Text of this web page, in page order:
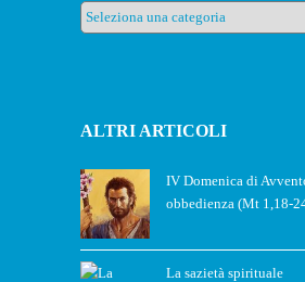
Rubriche
ALTRI ARTICOLI
IV Domenica di
obbedienza (Mt 1,18-
La sazietà spirituale